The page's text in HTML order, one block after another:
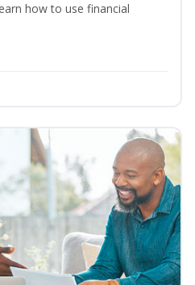
how to use financial